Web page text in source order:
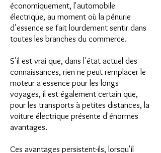
économiquement, l'automobile
électrique, au moment où la pénurie
d'essence se fait lourdement sentir dans
toutes les branches du commerce.
S'il est vrai que, dans l'état actuel des
connaissances, rien ne peut remplacer le
moteur a essence pour les longs
voyages, il est également certain que,
pour les transports à petites distances, la
voiture électrique présente d'énormes
avantages.
Ces avantages persistent-ils, lorsqu'il